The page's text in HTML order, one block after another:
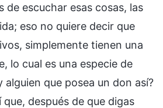
de escuchar esas cosas, las
eso no quiere decir que
simplemente tienen una
lo cual es una especie de
alguien que posea un don así?
después de que digas